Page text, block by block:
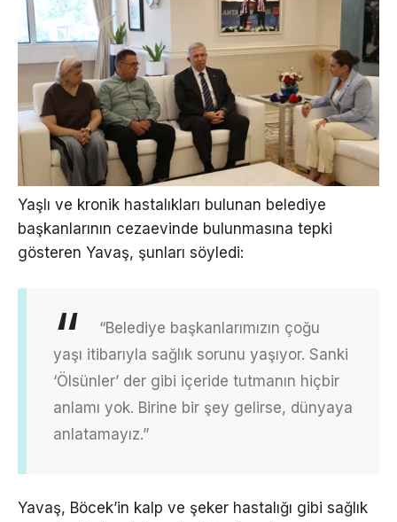
Yaşlı ve kronik hastalıkları bulunan belediye
başkanlarının cezaevinde bulunmasına tepki
gösteren Yavaş, şunları söyledi:
“Belediye başkanlarımızın çoğu
yaşı itibarıyla sağlık sorunu yaşıyor. Sanki
‘Ölsünler’ der gibi içeride tutmanın hiçbir
anlamı yok. Birine bir şey gelirse, dünyaya
anlatamayız.”
Yavaş, Böcek’in kalp ve şeker hastalığı gibi sağlık